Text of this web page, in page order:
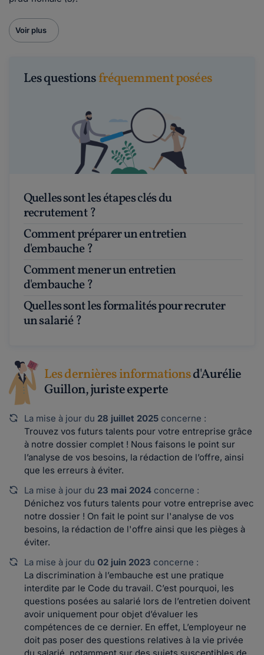
Voir plus
Les questionsfréquemment posées
Quelles sont les étapes clés du
recrutement ?
Comment préparer un entretien
d'embauche ?
Comment mener un entretien
d'embauche ?
Quelles sont les formalités pour recruter
un salarié ?
Les dernières informationsd'Aurélie
Guillon, juriste experte
La mise à jour du 28 juillet 2025 concerne :
Trouvez vos futurs talents pour votre entreprise grâce
à notre dossier complet ! Nous faisons le point sur
l’analyse de vos besoins, la rédaction de l’offre, ainsi
que les erreurs à éviter.
La mise à jour du 23 mai 2024 concerne :
Dénichez vos futurs talents pour votre entreprise avec
notre dossier ! On fait le point sur l'analyse de vos
besoins, la rédaction de l'offre ainsi que les pièges à
éviter.
La mise à jour du 02 juin 2023 concerne :
La discrimination à l’embauche est une pratique
interdite par le Code du travail. C’est pourquoi, les
questions posées au salarié lors de l’entretien doivent
avoir uniquement pour objet d’évaluer les
compétences de ce dernier. En effet, L’employeur ne
doit pas poser des questions relatives à la vie privée